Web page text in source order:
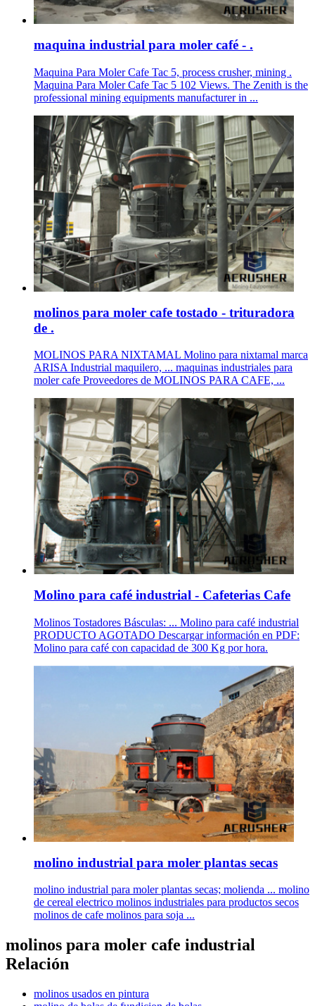
maquina industrial para moler café - .
Maquina Para Moler Cafe Tac 5, process crusher, mining .
Maquina Para Moler Cafe Tac 5 102 Views. The Zenith is the
professional mining equipments manufacturer in ...
molinos para moler cafe tostado - trituradora
de .
MOLINOS PARA NIXTAMAL Molino para nixtamal marca
ARISA Industrial maquilero, ... maquinas industriales para
moler cafe Proveedores de MOLINOS PARA CAFE, ...
Molino para café industrial - Cafeterias Cafe
Molinos Tostadores Básculas: ... Molino para café industrial
PRODUCTO AGOTADO Descargar información en PDF:
Molino para café con capacidad de 300 Kg por hora.
molino industrial para moler plantas secas
molino industrial para moler plantas secas; molienda ... molino
de cereal electrico molinos industriales para productos secos
molinos de cafe molinos para soja ...
molinos para moler cafe industrial
Relación
molinos usados en pintura